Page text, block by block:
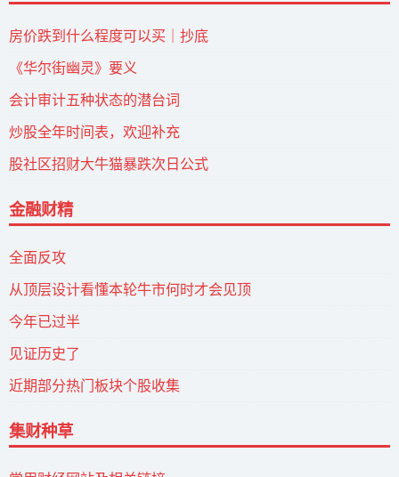
房价跌到什么程度可以买｜抄底
《华尔街幽灵》要义
会计审计五种状态的潜台词
炒股全年时间表，欢迎补充
股社区招财大牛猫暴跌次日公式
金融财精
全面反攻
从顶层设计看懂本轮牛市何时才会见顶
今年已过半
见证历史了
近期部分热门板块个股收集
集财种草